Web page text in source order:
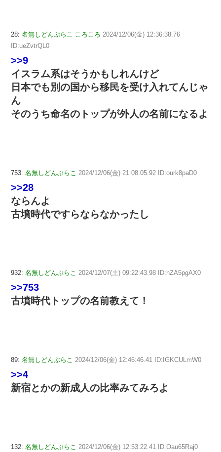
28: 名無しどんぶらこ ころころ 2024/12/06(金) 12:36:38.76
ID:ueZvtrQL0
>>9
イスラム系はそうかもしれんけど
日本でも別の国から移民を受け入れてんじゃ
ん
そのうち命名のトップが外人の名前になるよ
753: 名無しどんぶらこ 2024/12/06(金) 21:08:05.92 ID:ourk8paD0
>>28
ならんよ
古墳時代ですらならなかったし
932: 名無しどんぶらこ 2024/12/07(土) 09:22:43.98 ID:hZA5pgAX0
>>753
古墳時代トップの名前教えて！
89: 名無しどんぶらこ 2024/12/06(金) 12:46:46.41 ID:IGKCULmW0
>>4
新宿とかの新成人の比率みてみろよ
132: 名無しどんぶらこ 2024/12/06(金) 12:53:22.41 ID:Oau65Raj0